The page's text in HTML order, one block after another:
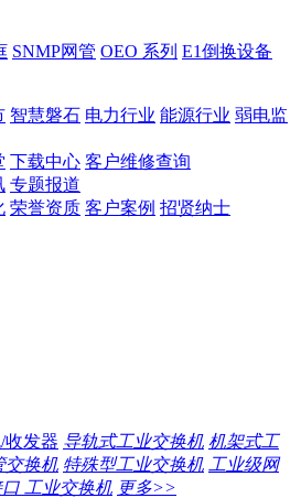
SNMP网管 OEO 系列 E1倒换设备
智慧磐石 电力行业 能源行业 弱电监
下载中心 客户维修查询
专题报道
荣誉资质 客户案例 招贤纳士
收发器 导轨式工业交换机 机架式工
交换机 特殊型工业交换机 工业级网
口 工业交换机 更多>>